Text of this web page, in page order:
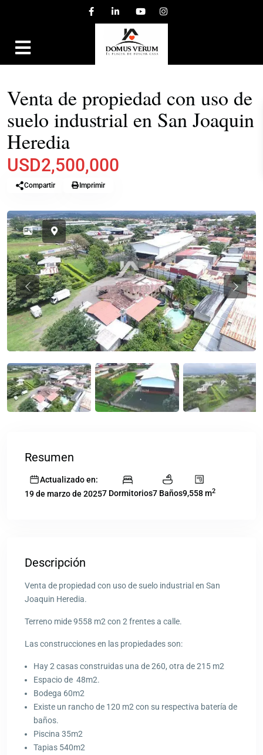
Venta de propiedad con uso de
suelo industrial en San Joaquin
Heredia
USD2,500,000
Compartir Imprimir
Previous
Resumen
Actualizado en:
19 de marzo de 20257 Dormitorios7 Baños9,558 m2
Descripción
Venta de propiedad con uso de suelo industrial en San
Joaquin Heredia.
Terreno mide 9558 m2 con 2 frentes a calle.
Las construcciones en las propiedades son:
Hay 2 casas construidas una de 260, otra de 215 m2
Espacio de 48m2.
Bodega 60m2
Existe un rancho de 120 m2 con su respectiva batería de
baños.
Piscina 35m2
Tapias 540m2